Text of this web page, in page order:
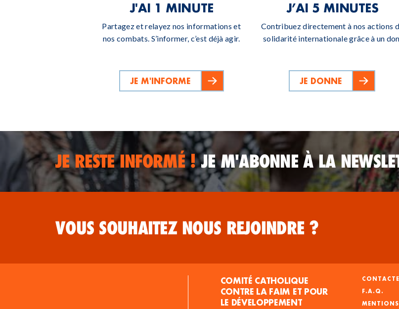
J'AI 1 MINUTE
Partagez et relayez nos informations et
nos combats. S’informer, c’est déjà agir.
JE M'INFORME
J’AI 5 MINUTES
Contribuez directement à nos actions
solidarité internationale grâce à un
JE DONNE
JE RESTE INFORMÉ !JE M'ABONNE À LA
VOUS SOUHAITEZ NOUS REJOINDRE ?
COMITÉ CATHOLIQUE
CONTRE LA FAIM ET POUR
LE DÉVELOPPEMENT
F.A.Q.
MENTIONS